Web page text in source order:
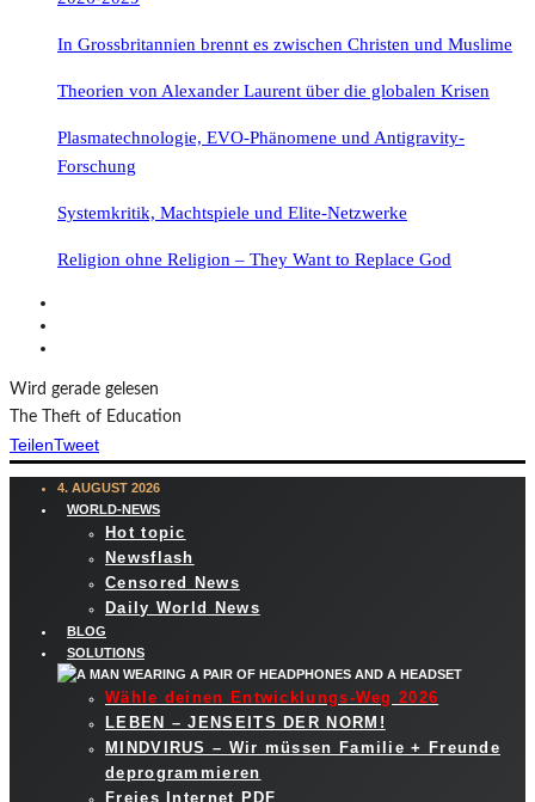
In Grossbritannien brennt es zwischen Christen und Muslime
Theorien von Alexander Laurent über die globalen Krisen
Plasmatechnologie, EVO-Phänomene und Antigravity-
Forschung
Systemkritik, Machtspiele und Elite-Netzwerke
Religion ohne Religion – They Want to Replace God
Wird gerade gelesen
The Theft of Education
TeilenTweet
4. AUGUST 2026
WORLD-NEWS
Hot topic
Newsflash
Censored News
Daily World News
BLOG
SOLUTIONS
Wähle deinen Entwicklungs-Weg 2026
LEBEN – JENSEITS DER NORM!
MINDVIRUS – Wir müssen Familie + Freunde
deprogrammieren
Freies Internet PDF